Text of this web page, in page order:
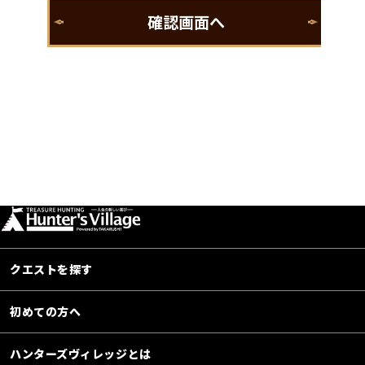
クエストを探す
初めての方へ
ハンターズヴィレッジとは